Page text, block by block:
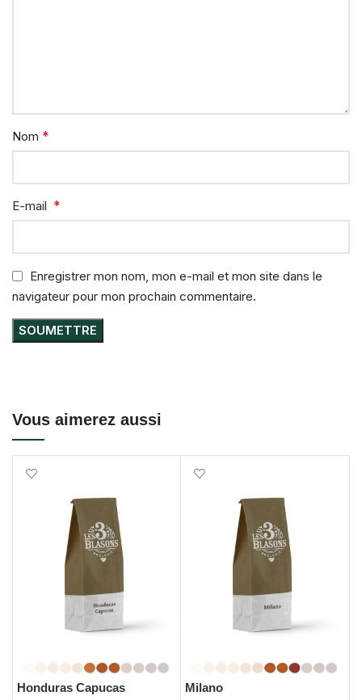
Nom *
E-mail *
Enregistrer mon nom, mon e-mail et mon site dans le
navigateur pour mon prochain commentaire.
Vous aimerez aussi
Honduras Capucas Milano